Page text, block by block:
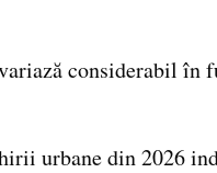
considerabil în
urbane din 2026